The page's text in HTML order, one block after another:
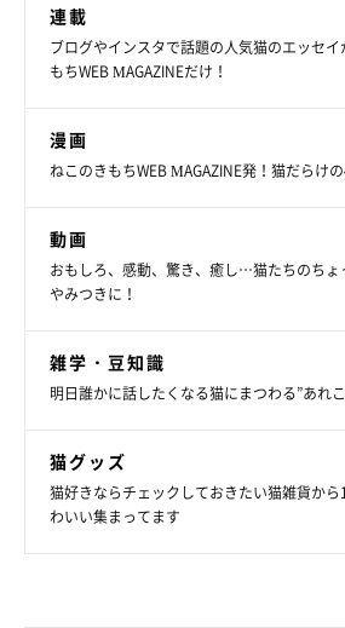
連載
ブログやインスタで話題の人気猫のエッセ
もちWEB MAGAZINEだけ！
漫画
ねこのきもちWEB MAGAZINE発！猫だらけ
動画
おもしろ、感動、驚き、癒し…猫たちのち
やみつきに！
雑学・豆知識
明日誰かに話したくなる猫にまつわる”あれ
猫グッズ
猫好きならチェックしておきたい猫雑貨か
わいい集まってます